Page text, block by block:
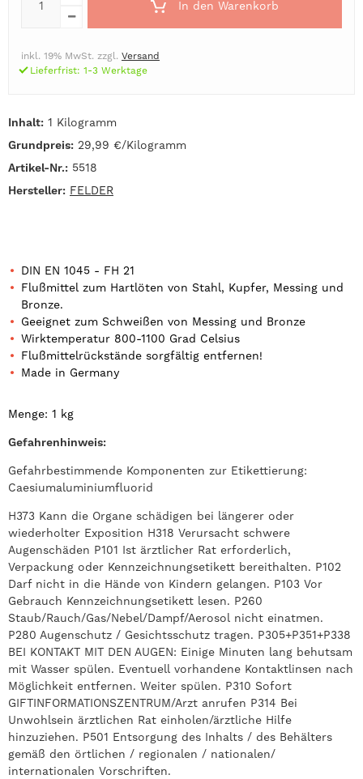
Inhalt: 1 Kilogramm
Grundpreis: 29,99 €/Kilogramm
Artikel-Nr.: 5518
Hersteller: FELDER
In den Warenkorb
inkl. 19% MwSt. zzgl. Versand
Lieferfrist: 1-3 Werktage
DIN EN 1045 - FH 21
Flußmittel zum Hartlöten von Stahl, Kupfer, Messing und
Bronze.
Geeignet zum Schweißen von Messing und Bronze
Wirktemperatur 800-1100 Grad Celsius
Flußmittelrückstände sorgfältig entfernen!
Made in Germany
Menge: 1 kg
Gefahrenhinweis:
Gefahrbestimmende Komponenten zur Etikettierung:
Caesiumaluminiumfluorid
H373 Kann die Organe schädigen bei längerer oder
wiederholter Exposition H318 Verursacht schwere
Augenschäden P101 Ist ärztlicher Rat erforderlich,
Verpackung oder Kennzeichnungsetikett bereithalten. P102
Darf nicht in die Hände von Kindern gelangen. P103 Vor
Gebrauch Kennzeichnungsetikett lesen. P260
Staub/Rauch/Gas/Nebel/Dampf/Aerosol nicht einatmen.
P280 Augenschutz / Gesichtsschutz tragen. P305+P351+P338
BEI KONTAKT MIT DEN AUGEN: Einige Minuten lang behutsam
mit Wasser spülen. Eventuell vorhandene Kontaktlinsen nach
Möglichkeit entfernen. Weiter spülen. P310 Sofort
GIFTINFORMATIONSZENTRUM/Arzt anrufen P314 Bei
Unwohlsein ärztlichen Rat einholen/ärztliche Hilfe
hinzuziehen. P501 Entsorgung des Inhalts / des Behälters
gemäß den örtlichen / regionalen / nationalen/
internationalen Vorschriften.